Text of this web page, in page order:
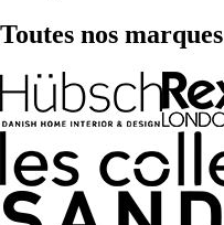
Toutes nos marques